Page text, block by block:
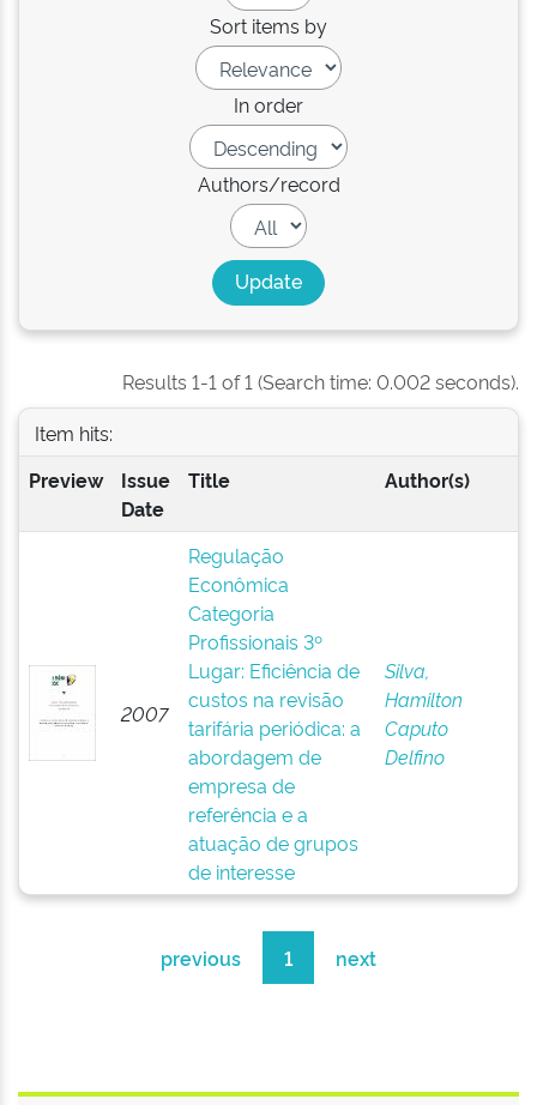
Sort items by
In order
Authors/record
Results 1-1 of 1 (Search time: 0.002 seconds).
Item hits:
Preview
Issue
Date
Title Author(s)
2007
Regulação
Econômica
Categoria
Profissionais 3º
Lugar: Eficiência de
custos na revisão
tarifária periódica: a
abordagem de
empresa de
referência e a
atuação de grupos
de interesse
Silva,
Hamilton
Caputo
Delfino
previous 1 next